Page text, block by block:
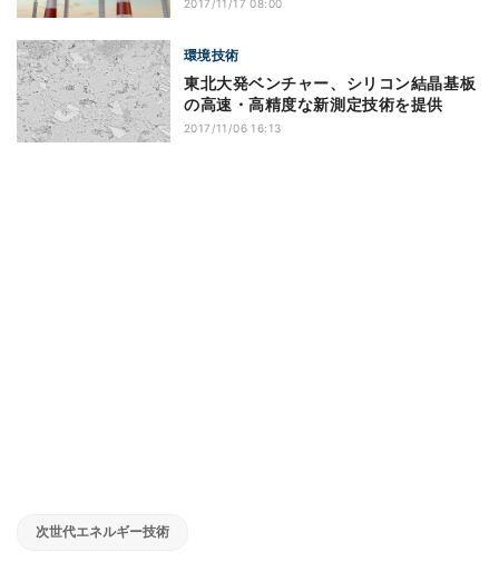
2017/11/17 08:00
環境技術
東北大発ベンチャー、シリコン結晶基板
の高速・高精度な新測定技術を提供
2017/11/06 16:13
次世代エネルギー技術